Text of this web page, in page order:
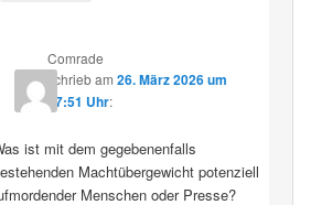
Comrade
schriebam 26. März 2026 um
17:51 Uhr:
ist mit dem gegebenenfalls
Machtübergewicht potenziell
Menschen oder Presse?